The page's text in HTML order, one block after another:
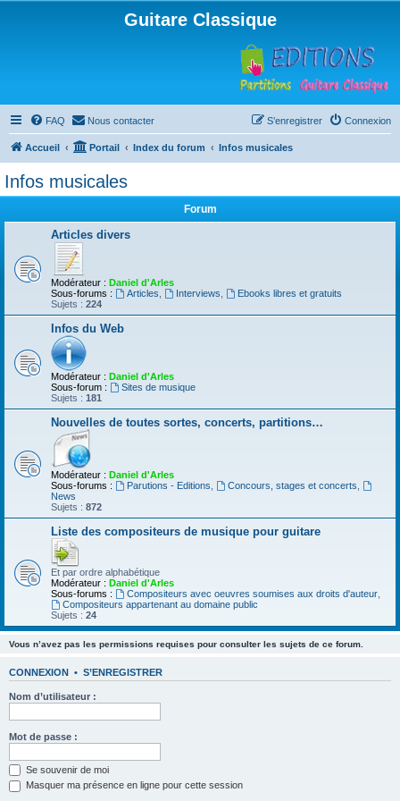
Guitare Classique
FAQ Nous contacter Connexion
S’enregistrer
Accueil Portail Index du forum Infos musicales
Infos musicales
Forum
Articles divers
Modérateur : Daniel d'Arles
Sous-forums :
Articles Interviews
Ebooks libres et gratuits
Sujets : 224
Infos du Web
Modérateur : Daniel d'Arles
Sous-forum :
Sites de musique
Sujets : 181
Nouvelles de toutes sortes, concerts, partitions…
Modérateur : Daniel d'Arles
Sous-forums :
Parutions - Editions Concours, stages et concerts
News
Sujets : 872
Liste des compositeurs de musique pour guitare
Et par ordre alphabétique
Modérateur : Daniel d'Arles
Sous-forums :
Compositeurs avec oeuvres soumises aux droits d'auteur,
Compositeurs appartenant au domaine public
Sujets : 24
Vous n’avez pas les permissions requises pour consulter les sujets de ce forum.
CONNEXION • S’ENREGISTRER
Nom d’utilisateur :
Mot de passe :
Se souvenir de moi
Masquer ma présence en ligne pour cette session